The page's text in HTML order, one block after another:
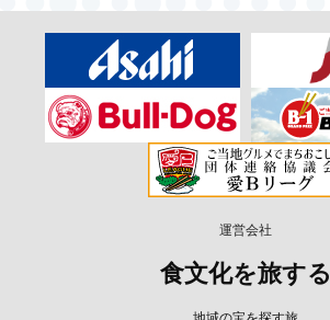
運営会社
食文化を旅する